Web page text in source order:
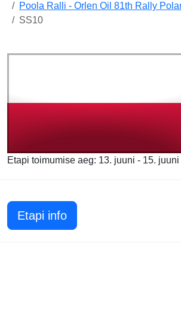
Poola Ralli - Orlen Oil 81th Rally
SS10
Etapi toimumise aeg: 13. juuni - 15. juuni
Etapi info